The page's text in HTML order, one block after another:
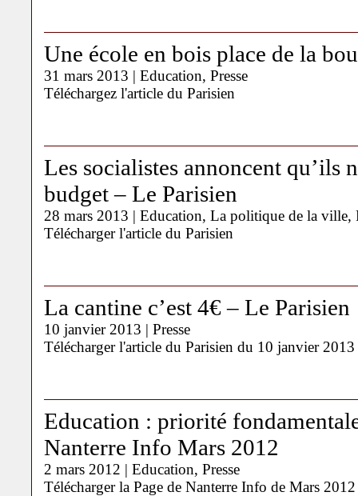
Une école en bois place de la
31 mars 2013 | Education, Presse
Téléchargez l'article du Parisien
Les socialistes annoncent qu’ils
budget – Le Parisien
28 mars 2013 | Education, La politique de la ville,
Télécharger l'article du Parisien
La cantine c’est 4€ – Le Parisien
10 janvier 2013 | Presse
Télécharger l'article du Parisien du 10 janvier 2013
Education : priorité
Nanterre Info Mars 2012
2 mars 2012 | Education, Presse
Télécharger la Page de Nanterre Info de Mars 2012